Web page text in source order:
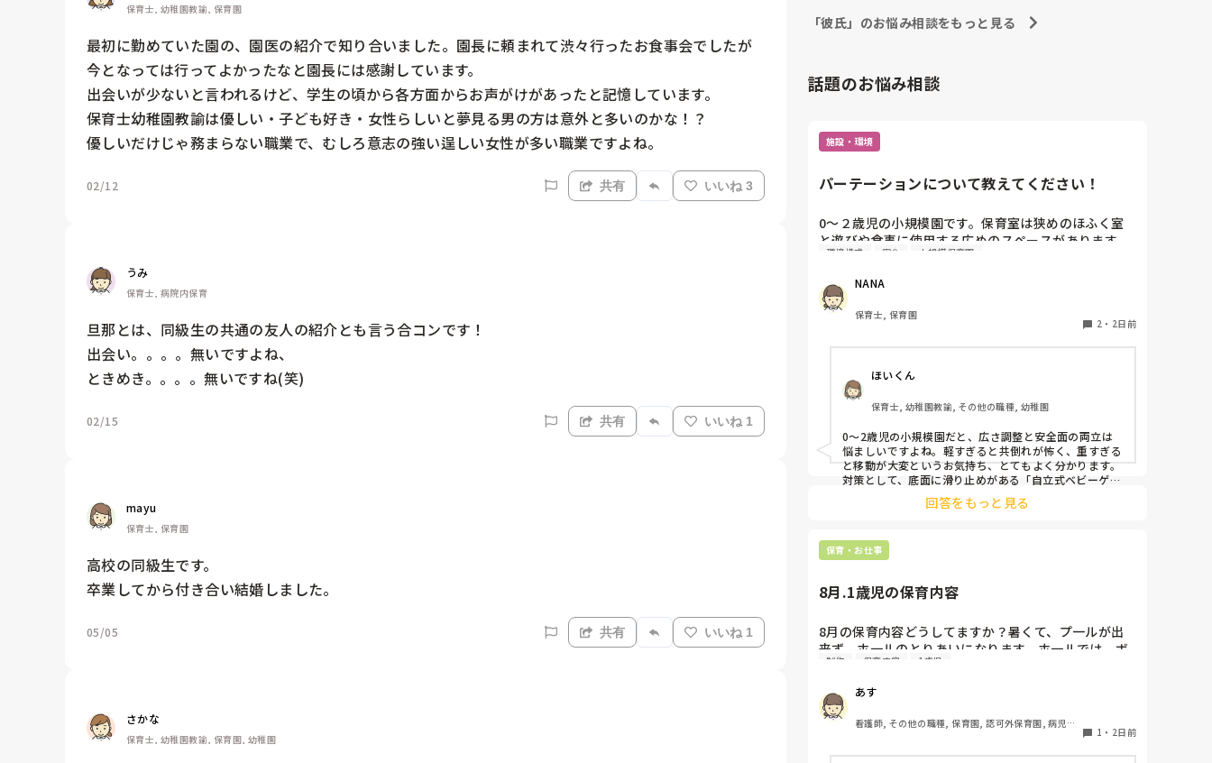
保育士, 幼稚園教諭, 保育園
最初に勤めていた園の、園医の紹介で知り合いました。園長に頼まれて渋々行ったお食事会でしたが
今となっては行ってよかったなと園長には感謝しています。
出会いが少ないと言われるけど、学生の頃から各方面からお声がけがあったと記憶しています。
保育士幼稚園教諭は優しい・子ども好き・女性らしいと夢見る男の方は意外と多いのかな！？
02/12 共有 いいね 3
うみ
保育士, 病院内保育
旦那とは、同級生の共通の友人の紹介とも言う合コンです！
出会い。。。。無いですよね、
ときめき。。。。無いですね(笑)
02/15 共有 いいね 1
mayu
保育士, 保育園
高校の同級生です。
卒業してから付き合い結婚しました。
05/05 共有 いいね 1
さかな
保育士, 幼稚園教諭, 保育園, 幼稚園
どうしたらいいんでしょう。。
「彼氏」のお悩み相談をもっと見る
話題のお悩み相談
施設・環境
パーテーションについて教えてください！
0〜２歳児の小規模園です。保育室は狭めのほふく室
と遊びや食事に使用する広めのスペースがあります。
広すぎると走り回ったりして落ち着かないので、活動
テーションがウレタンのような素材で軽いので、ちょ
っと体が当たると倒れたり、つかまり立ちが不安定な
子にとっては共倒れになったりで危険です。かと言っ
て固定してしまうと活動によって柔軟に移動すること
しっかりした重いものを置いていましたが、移動が大
変で使い勝手が悪く、子どもがぶつかって倒れた時に
怖い思いをしました。
皆さんの園ではどんなもので工夫されていますか？
環境構成 安全 小規模保育園
NANA
保育士, 保育園
2 ・ 2日前
ほいくん
保育士, 幼稚園教諭, その他の職種, 幼稚園
0〜2歳児の小規模園だと、広さ調整と安全面の両立は
悩ましいですよね。軽すぎると共倒れが怖く、重すぎる
と移動が大変というお気持ち、とてもよく分かります。
対策として、底面に滑り止めがある「自立式ベビーゲー
ト」なら、つかまり立ちでも倒れにくく移動も楽でおす
すめです。また、ストッパー付きキャスターをつけたロ
です。
今のウレタン製を活かすなら、壁や固定家具で挟む配置
回答をもっと見る
保育・お仕事
8月.1歳児の保育内容
8月の保育内容どうしてますか？暑くて、プ一ルが出
来ず、ホ一ルのとりあいになります。ホ一ルでは、ボ
一ルや平均台、風船で遊んでいます。製作で、うちわ
集中できません。1歳児クラスです、玩具で遊ばせな
がら、何人かずつよんで、やっています。何か、いい
アイデアや、工夫など、何でもいいので、教えて下さ
い。
制作 保育内容 1歳児
あす
看護師, その他の職種, 保育園, 認可外保育園, 病児保
1 ・ 2日前